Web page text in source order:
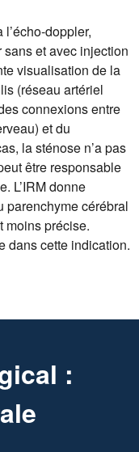
doppler,
sans et avec injection
visualisation de la
(réseau artériel
connexions entre
et du
la sténose n’a pas
être responsable
L’IRM donne
parenchyme cérébral
moins précise.
dans cette indication.
: